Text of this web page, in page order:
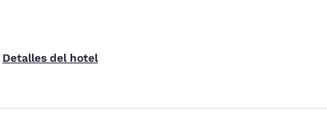
Detalles del hotel